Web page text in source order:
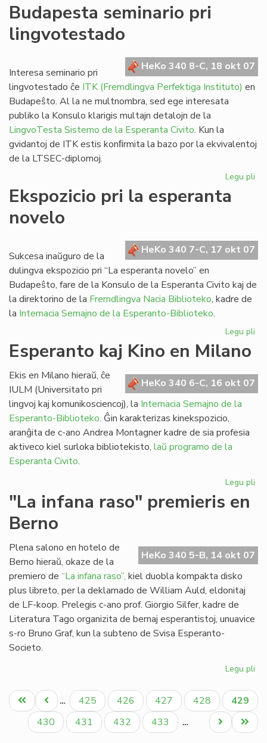
Budapesta seminario pri
lingvotestado
HeKo 340 8-C, 18 okt 07
Interesa seminario pri
lingvotestado ĉe ITK (Fremdlingva Perfektiga Instituto) en
Budapeŝto. Al la ne multnombra, sed ege interesata
publiko la Konsulo klarigis multajn detalojn de la
LingvoTesta Sistemo de la Esperanta Civito. Kun la
gvidantoj de ITK estis konﬁrmita la bazo por la ekvivalentoj
de la LTSEC-diplomoj.
Legu pli
Ekspozicio pri la esperanta
novelo
HeKo 340 7-C, 17 okt 07
Sukcesa inaŭguro de la
dulingva ekspozicio pri “La esperanta novelo” en
Budapeŝto, fare de la Konsulo de la Esperanta Civito kaj de
la direktorino de la Fremdlingva Nacia Biblioteko, kadre de
la Internacia Semajno de la Esperanto-Biblioteko.
Legu pli
Esperanto kaj Kino en Milano
HeKo 340 6-C, 16 okt 07
Ekis en Milano hieraŭ, ĉe
IULM (Universitato pri
lingvoj kaj komunikosciencoj), la Internacia Semajno de la
Esperanto-Biblioteko. Ĝin karakterizas kinekspozicio,
aranĝita de c-ano Andrea Montagner kadre de sia profesia
aktiveco kiel surloka bibliotekisto, laŭ programo de la
Esperanta Civito.
Legu pli
"La infana raso" premieris en
Berno
HeKo 340 5-B, 14 okt 07
Plena salono en hotelo de
Berno hieraŭ, okaze de la
premiero de “La infana raso”, kiel duobla kompakta disko
plus libreto, per la deklamado de William Auld, eldonitaj
de LF-koop. Prelegis c-ano prof. Giorgio Silfer, kadre de
Literatura Tago organizita de bernaj esperantistoj, unuavice
s-ro Bruno Graf, kun la subteno de Svisa Esperanto-
Societo.
Legu pli
en
Pagination
Unua
paĝo
Antaŭa
paĝo
… Paĝo
425 Paĝo
426 Paĝo
427 Paĝo
428
Aktuala
paĝo
429
Paĝo
430 Paĝo
431 Paĝo
432 Paĝo
433 …
Last
page
Next
page